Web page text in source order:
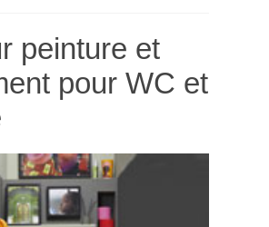
peinture et
pour WC et